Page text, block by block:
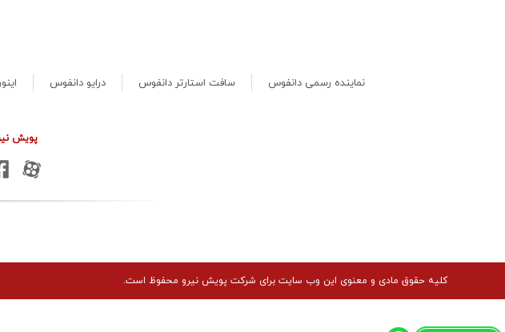
نماینده رسمی دانفوس سافت استارتر دانفوس درایو دانفوس
پویش
کلیه حقوق مادی و معنوی این وب سایت برای شرکت پویش نیرو محفوظ است.